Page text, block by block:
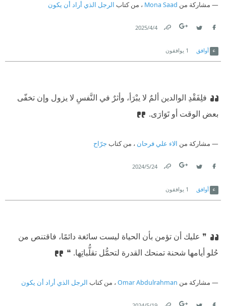
مشاركة من Mona Saad ، من كتاب الرجل الذي أراد أن يكون
4‏/4‏/2025
أوافق 1 يوافقون
فلِفَقْدِ الوالدين ألمٌ لا يبْرَأ، وأثرٌ في النَّفسِ لا يزول وإن تخفّى
بعض الوقت أو تَوَارَى.
مشاركة من الاء علي فرحان ، من كتاب جرّاح
24‏/5‏/2024
أوافق 1 يوافقون
❞ عليك أن تؤمن بأن الحياة ليست سائغة دائمًا، فاقتنص من
حُلو أيامها شحنة تمنحك القدرة لتحمُّل تقلُّباتِها. ❝
مشاركة من Omar Abdulrahman ، من كتاب الرجل الذي أراد أن يكون